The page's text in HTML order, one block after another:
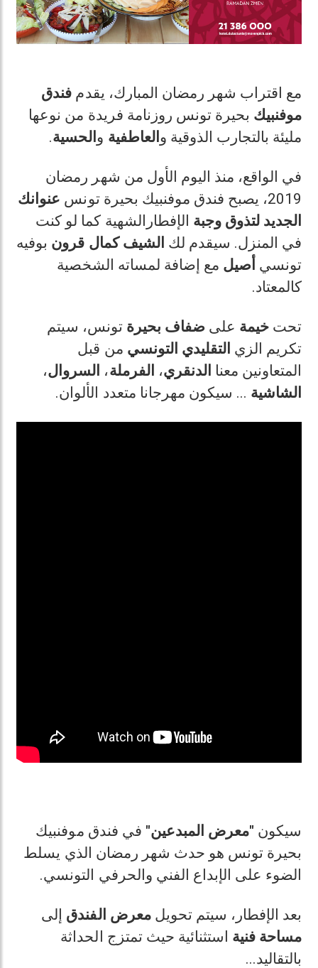
مع اقتراب شهر رمضان المبارك، يقدم فندق
موفنبيك بحيرة تونس روزنامة فريدة من نوعها
مليئة بالتجارب الذوقية و العاطفية و الحسية.
في الواقع، منذ اليوم الأول من شهر رمضان
2019، يصبح فندق موفنبيك بحيرة تونس
عنوانك
الجديد لتذوق وجبة الإفطارالشهية كما لو كنت
في المنزل. سيقدم لك الشيف كمال قرون بوفيه
تونسي أصيل مع إضافة لمساته الشخصية
كالمعتاد.
تحتخيمة على ضفاف بحيرة تونس، سيتم
تكريم الزي التقليدي التونسي من قبل
المتعاونين معنا الدنقري، الفرملة، السروال،
الشاشية ... سيكون مهرجانا متعدد الألوان.
سيكون "معرض المبدعين" في فندق موفنبيك
بحيرة تونس هو حدث شهر رمضان الذي يسلط
الضوء على الإبداع الفني والحرفي التونسي.
بعد الإفطار، سيتم تحويلمعرض الفندق إلى
مساحة فنية استثنائية حيث تمتزج الحداثة
بالتقاليد...